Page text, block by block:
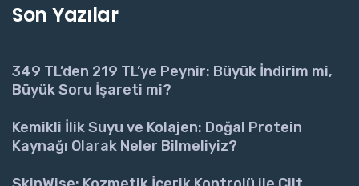
Son Yazılar
349 TL’den 219 TL’ye Peynir: Büyük İndirim mi,
Büyük Soru İşareti mi?
Kemikli İlik Suyu ve Kolajen: Doğal Protein
Kaynağı Olarak Neler Bilmeliyiz?